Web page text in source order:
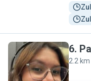
P
6.
2.2 km